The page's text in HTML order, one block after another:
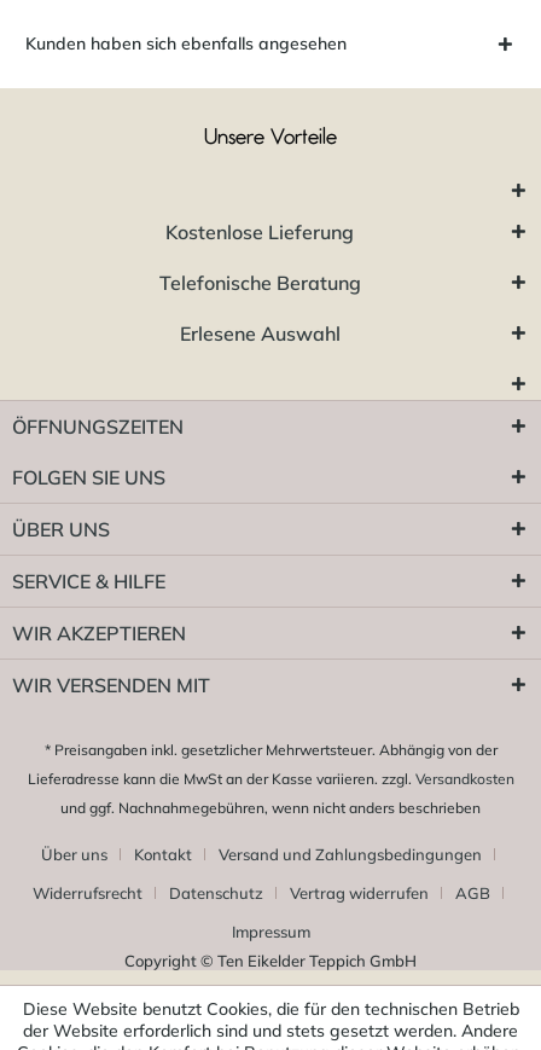
Kunden haben sich ebenfalls angesehen
Unsere Vorteile
Kostenlose Lieferung
Telefonische Beratung
Erlesene Auswahl
ÖFFNUNGSZEITEN
FOLGEN SIE UNS
ÜBER UNS
SERVICE & HILFE
WIR AKZEPTIEREN
WIR VERSENDEN MIT
* Preisangaben inkl. gesetzlicher Mehrwertsteuer. Abhängig von der
Lieferadresse kann die MwSt an der Kasse variieren. zzgl. Versandkosten
und ggf. Nachnahmegebühren, wenn nicht anders beschrieben
Über uns Kontakt
Versand und Zahlungsbedingungen
Widerrufsrecht
Datenschutz Vertrag widerrufen
AGB
Impressum
Copyright © Ten Eikelder Teppich GmbH
Diese Website benutzt Cookies, die für den technischen Betrieb
der Website erforderlich sind und stets gesetzt werden. Andere